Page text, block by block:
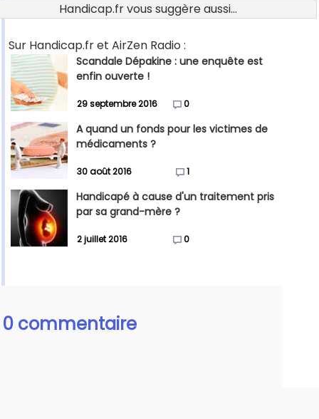
Handicap.fr vous suggère aussi...
Sur Handicap.fr et AirZen Radio :
Scandale Dépakine : une enquête est
enfin ouverte !
29 septembre 2016 0
A quand un fonds pour les victimes de
médicaments ?
30 août 2016 1
Handicapé à cause d'un traitement pris
par sa grand-mère ?
2 juillet 2016 0
0 commentaire